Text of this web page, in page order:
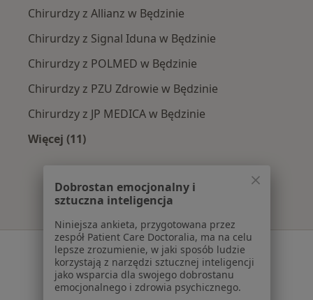
Chirurdzy z Allianz w Będzinie
Chirurdzy z Signal Iduna w Będzinie
Chirurdzy z POLMED w Będzinie
Chirurdzy z PZU Zdrowie w Będzinie
Chirurdzy z JP MEDICA w Będzinie
Więcej (11)
Serwis
Regulamin
Polityka prywatności pacjentów
Dobrostan emocjonalny i
sztuczna inteligencja
Niniejsza ankieta, przygotowana przez
zespół Patient Care Doctoralia, ma na celu
lepsze zrozumienie, w jaki sposób ludzie
korzystają z narzędzi sztucznej inteligencji
jako wsparcia dla swojego dobrostanu
emocjonalnego i zdrowia psychicznego.